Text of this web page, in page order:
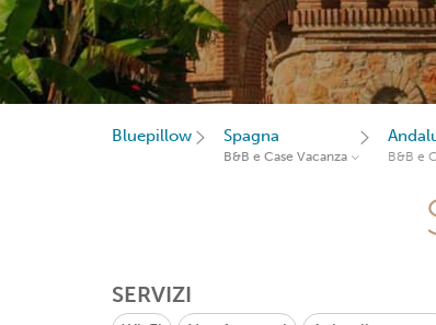
Bluepillow Spagna
B&B e Case Vacanza B&B e
SERVIZI